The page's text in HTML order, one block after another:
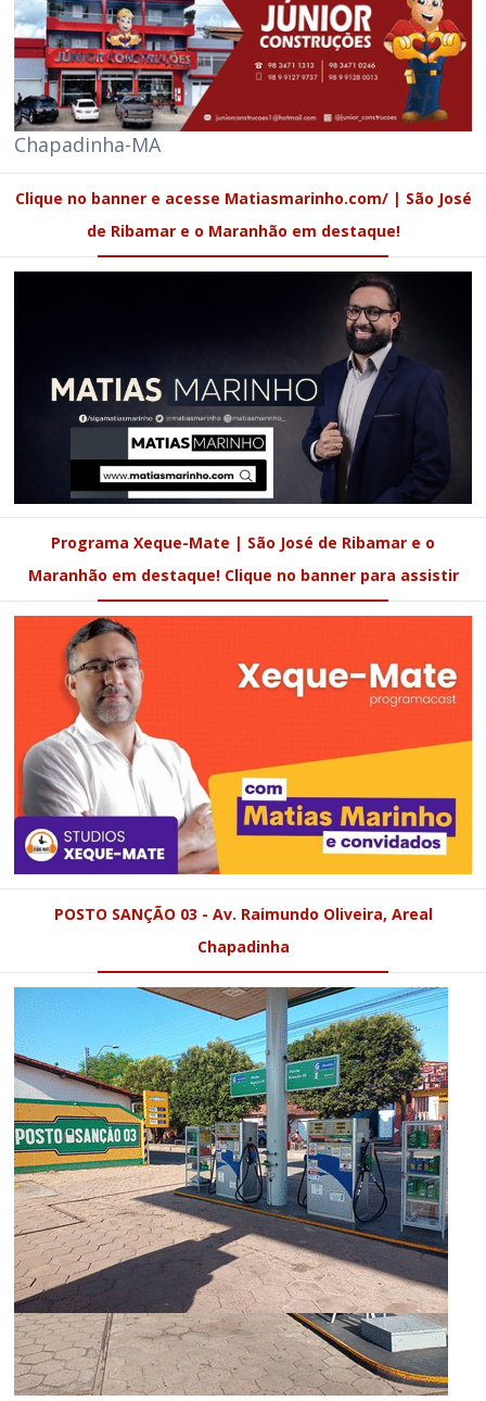
Chapadinha-MA
Clique no banner e acesse Matiasmarinho.com/ | São José
de Ribamar e o Maranhão em destaque!
Programa Xeque-Mate | São José de Ribamar e o
Maranhão em destaque! Clique no banner para assistir
POSTO SANÇÃO 03 - Av. Raimundo Oliveira, Areal
Chapadinha